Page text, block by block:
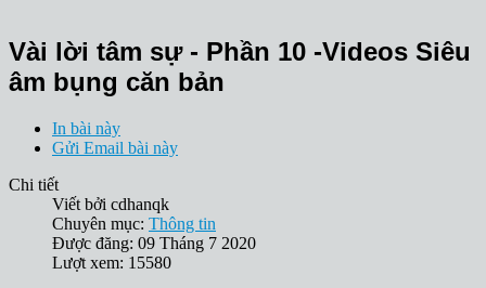
Vài lời tâm sự - Phần 10 -Videos Siêu
âm bụng căn bản
In bài này
Gửi Email bài này
Chi tiết
Viết bởi cdhanqk
Chuyên mục: Thông tin
Được đăng: 09 Tháng 7 2020
Lượt xem: 15580